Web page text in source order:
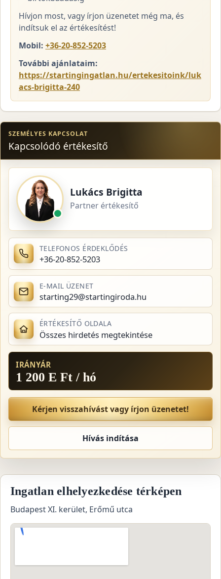
Hívjon most, vagy írjon üzenetet még ma, és
indítsuk el az értékesítést!
Mobil: +36-20-852-5203
További ajánlataim:
https://startingingatlan.hu/ertekesitoink/luk
acs-brigitta-240
SZEMÉLYES KAPCSOLAT
Kapcsolódó értékesítő
Lukács Brigitta
Partner értékesítő
TELEFONOS ÉRDEKLŐDÉS
+36-20-852-5203
E-MAIL ÜZENET
starting29@startingiroda.hu
ÉRTÉKESÍTŐ OLDALA
Összes hirdetés megtekintése
IRÁNYÁR
1 200 E Ft / hó
Kérjen visszahívást vagy írjon üzenetet!
Hívás indítása
Ingatlan elhelyezkedése térképen
Budapest XI. kerület, Erőmű utca